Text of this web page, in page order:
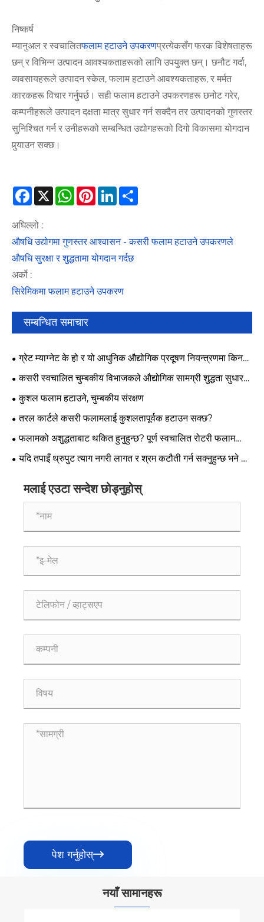
निष्कर्ष
म्यानुअल र स्वचालितफलाम हटाउने उपकरणप्रत्येकसँग फरक विशेषताहरू
छन् र विभिन्न उत्पादन आवश्यकताहरूको लागि उपयुक्त छन्। छनौट गर्दा,
व्यवसायहरूले उत्पादन स्केल, फलाम हटाउने आवश्यकताहरू, र मर्मत
कारकहरू विचार गर्नुपर्छ। सही फलाम हटाउने उपकरणहरू छनोट गरेर,
कम्पनीहरूले उत्पादन दक्षता मात्र सुधार गर्न सक्दैन तर उत्पादनको गुणस्तर
सुनिश्चित गर्न र उनीहरूको सम्बन्धित उद्योगहरूको दिगो विकासमा योगदान
पुर्‍याउन सक्छ।
Facebook
X WhatsApp
PinterestLinkedIn
अघिल्लो :
औषधि उद्योगमा गुणस्तर आश्वासन - कसरी फलाम हटाउने उपकरणले
औषधि सुरक्षा र शुद्धतामा योगदान गर्दछ
अर्को :
सिरेमिकमा फलाम हटाउने उपकरण
सम्बन्धित समाचार
ग्रेट म्याग्नेट के हो र यो आधुनिक औद्योगिक प्रदूषण नियन्त्रणमा किन
फरक पर्छ?
कसरी स्वचालित चुम्बकीय विभाजकले औद्योगिक सामग्री शुद्धता सुधार
कुशल फलाम हटाउने, चुम्बकीय संरक्षण
तरल कार्टले कसरी फलामलाई कुशलतापूर्वक हटाउन सक्छ?
फलामको अशुद्धताबाट थकित हुनुहुन्छ? पूर्ण स्वचालित रोटरी फलाम
रिमूभर प्रयास गर्नुहोस्!
यदि तपाइँ थ्रुपुट त्याग नगरी लागत र श्रम कटौती गर्न सक्नुहुन्छ भने के
मलाई एउटा सन्देश छोड्नुहोस्
पेश गर्नुहोस्
नयाँ सामानहरू